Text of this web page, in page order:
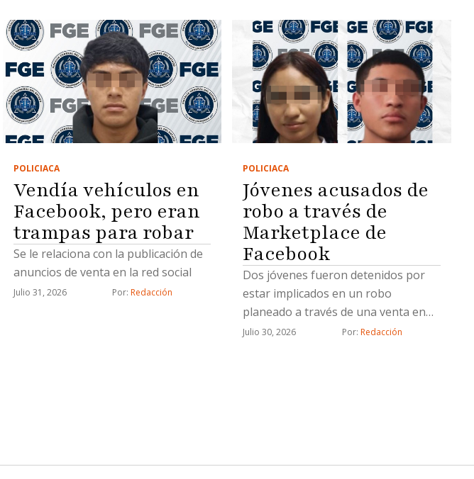
POLICIACA
Vendía vehículos en
Facebook, pero eran
trampas para robar
Se le relaciona con la publicación de
anuncios de venta en la red social
Julio 31, 2026 Por: Redacción
POLICIACA
Jóvenes acusados de
robo a través de
Marketplace de
Facebook
Dos jóvenes fueron detenidos por
estar implicados en un robo
planeado a través de una venta en
Marketplace de Facebook, informó la
Julio 30, 2026 Por: Redacción